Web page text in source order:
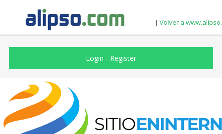
| Volver a
Login - Register